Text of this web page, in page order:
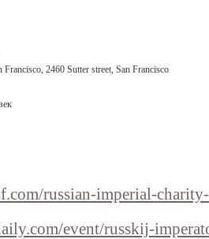
Francisco, 2460 Sutter street, San Francisco
russian-imperial-
event/russkij-